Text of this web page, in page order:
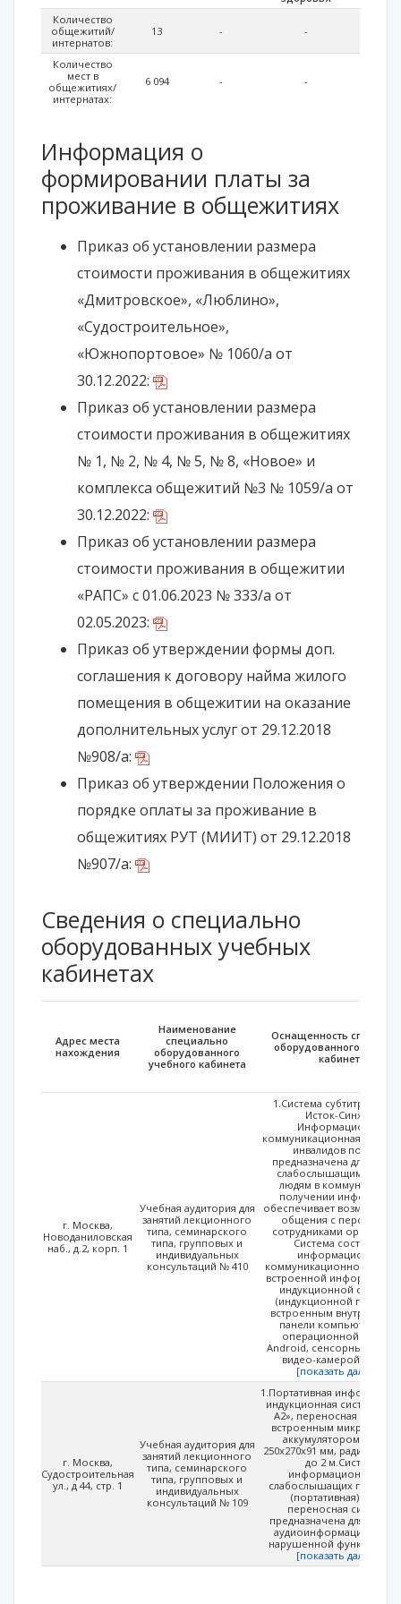
Количество
общежитий/
интернатов:
13 - -
Количество
мест в
общежитиях/
интернатах:
6 094 - -
Информация о
формировании платы за
проживание в общежитиях
Приказ об установлении размера
стоимости проживания в общежитиях
«Дмитровское», «Люблино»,
«Судостроительное»,
«Южнопортовое» № 1060/а от
30.12.2022:
Приказ об установлении размера
стоимости проживания в общежитиях
№ 1, № 2, № 4, № 5, № 8, «Новое» и
комплекса общежитий №3 № 1059/а от
30.12.2022:
Приказ об установлении размера
стоимости проживания в общежитии
«РАПС» с 01.06.2023 № 333/а от
02.05.2023:
Приказ об утверждении формы доп.
соглашения к договору найма жилого
помещения в общежитии на оказание
дополнительных услуг от 29.12.2018
№908/а:
Приказ об утверждении Положения о
порядке оплаты за проживание в
общежитиях РУТ (МИИТ) от 29.12.2018
№907/а:
Сведения о специально
оборудованных учебных
кабинетах
Адрес места
нахождения
Наименование
специально
оборудованного
учебного кабинета
Оснащенность
оборудованного
кабинета
г. Москва,
Новоданиловская
наб., д.2, корп. 1
Учебная аудитория для
занятий лекционного
типа, семинарского
типа, групповых и
индивидуальных
консультаций № 410
1.Система
Исток-Синхро.
Информационно-
коммуникационная
инвалидов по слуху
предназначена для
слабослышащим и
людям в коммуникации
получении
обеспечивает
общения с
сотрудниками
Система состоит из
информационно-
коммуникационной
встроенной
индукционной
(индукционной петлей)
встроенным внутрь
панели компьютером
операционной
Android, сенсорным
видео-камерой, а
[показать далее...]
г. Москва,
Судостроительная
ул., д 44, стр. 1
Учебная аудитория для
занятий лекционного
типа, семинарского
типа, групповых и
индивидуальных
консультаций № 109
1.Портативная
индукционная система
А2», переносная панель
встроенным
аккумулятором, размер
250х270х91 мм, радиус
до 2 м.Система
информационная для
слабослышащих
(портативная) (далее
переносная система),
предназначена для
аудиоинформации
нарушенной функцией
[показать далее...]